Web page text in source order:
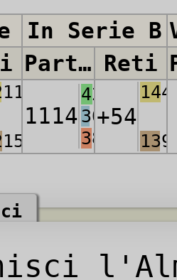
In Serie B
Partite Reti
1114
423
307
384
+54